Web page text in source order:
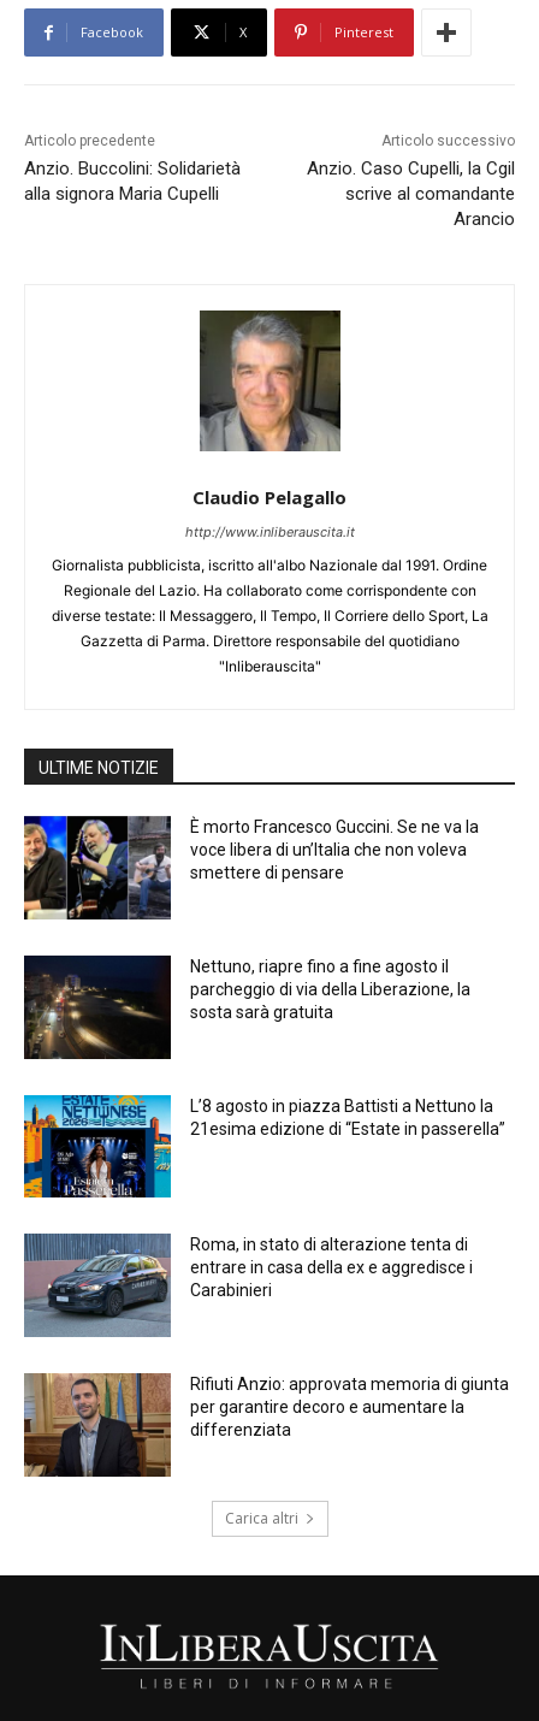
Facebook X Pinterest
Articolo precedente
Anzio. Buccolini: Solidarietà
alla signora Maria Cupelli
Articolo successivo
Anzio. Caso Cupelli, la Cgil
scrive al comandante
Arancio
Claudio Pelagallo
http://www.inliberauscita.it
Giornalista pubblicista, iscritto all'albo Nazionale dal 1991. Ordine
Regionale del Lazio. Ha collaborato come corrispondente con
diverse testate: Il Messaggero, Il Tempo, Il Corriere dello Sport, La
Gazzetta di Parma. Direttore responsabile del quotidiano
"Inliberauscita"
ULTIME NOTIZIE
È morto Francesco Guccini. Se ne va la
voce libera di un’Italia che non voleva
smettere di pensare
Nettuno, riapre fino a fine agosto il
parcheggio di via della Liberazione, la
sosta sarà gratuita
L’8 agosto in piazza Battisti a Nettuno la
21esima edizione di “Estate in passerella”
Roma, in stato di alterazione tenta di
entrare in casa della ex e aggredisce i
Carabinieri
Rifiuti Anzio: approvata memoria di giunta
per garantire decoro e aumentare la
differenziata
Carica altri